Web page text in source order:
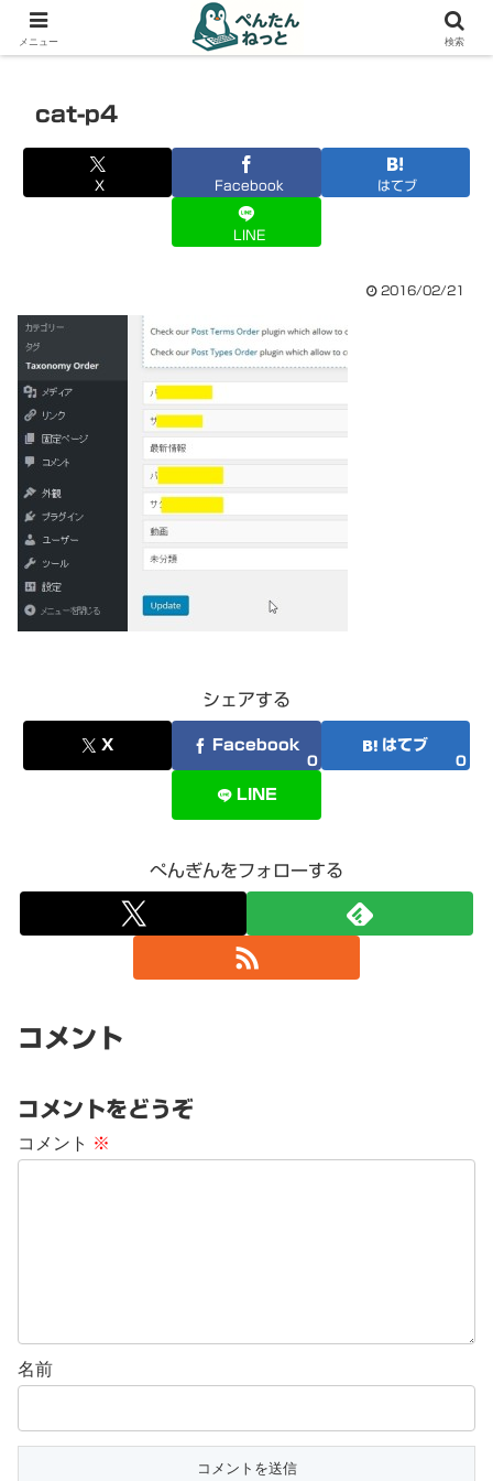
PCやガジェットの備忘録
cat-p4
X Facebook はてブ
LINE
2016/02/21
シェアする
X Facebook
0
はてブ
0
LINE
ぺんぎんをフォローする
コメント
コメントをどうぞ
コメント ※
名前
メニュー 検索